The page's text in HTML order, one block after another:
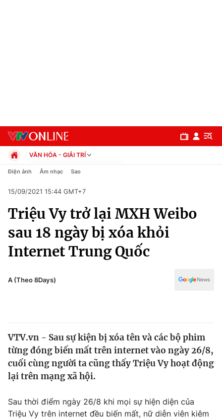
Chuyên mục
Chính trị
Xã hội
Pháp luật
Thế giới
Tin tức
Thế giới đó đây
Câu chuyện quốc tế
Kinh tế
Thị trường
Dữ liệu và đời sống
VĂN HÓA - GIẢI TRÍ
Chính trị
Pháp luật
Kinh tế
Thể thao
Truyền hình
Văn hóa - Giải trí
Công nghệ
Điện ảnh Âm nhạc Sao
15/09/2021 15:44 GMT+7
Triệu Vy trở lại MXH Weibo
sau 18 ngày bị xóa khỏi
Internet Trung Quốc
A (Theo 8Days)
VTV.vn - Sau sự kiện bị xóa tên và các bộ phim
từng đóng biến mất trên internet vào ngày 26/8,
cuối cùng người ta cũng thấy Triệu Vy hoạt động
lại trên mạng xã hội.
Sau thời điểm ngày 26/8 khi mọi sự hiện diện của
Triệu Vy trên internet đều biến mất, nữ diễn viên kiêm